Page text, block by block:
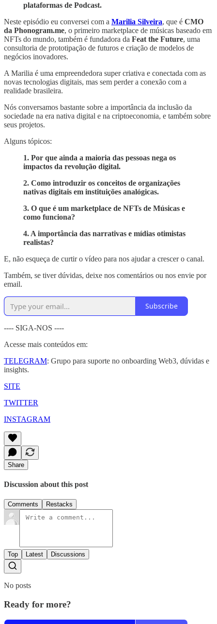
plataformas de Podcast.
Neste episódio eu conversei com a Marilia Silveira, que é CMO
da Phonogram.me, o primeiro marketplace de músicas baseado em
NFTs do mundo, também é fundadora da Feat the Future, uma
consultoria de prototipação de futuros e criação de modelos de
negócios inovadores.
A Marilia é uma empreendedora super criativa e conectada com as
novas tecnologias digitais, mas sem perder a conexão com a
realidade brasileira.
Nós conversamos bastante sobre a importância da inclusão da
sociedade na era nativa digital e na criptoeconomia, e também sobre
seus projetos.
Alguns tópicos:
1. Por que ainda a maioria das pessoas nega os
impactos da revolução digital.
2. Como introduzir os conceitos de organizações
nativas digitais em instituições analógicas.
3. O que é um marketplace de NFTs de Músicas e
como funciona?
4. A importância das narrativas e mídias otimistas
realistas?
E, não esqueça de curtir o vídeo para nos ajudar a crescer o canal.
Também, se tiver dúvidas, deixe nos comentários ou nos envie por
email.
Subscribe
---- SIGA-NOS ----
Acesse mais conteúdos em:
TELEGRAM: Grupo para suporte no onboarding Web3, dúvidas e
insights.
SITE
TWITTER
INSTAGRAM
Share
Discussion about this post
Comments Restacks
Top Latest Discussions
No posts
Ready for more?